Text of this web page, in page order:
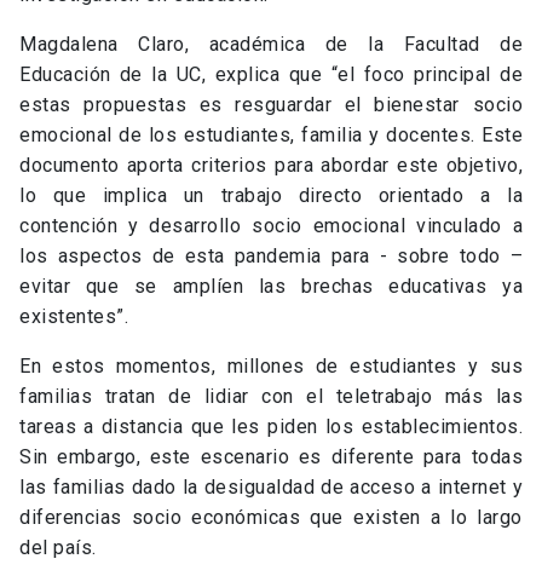
Magdalena Claro, académica de la Facultad de
Educación de la UC, explica que “el foco principal de
estas propuestas es resguardar el bienestar socio
emocional de los estudiantes, familia y docentes. Este
documento aporta criterios para abordar este objetivo,
lo que implica un trabajo directo orientado a la
contención y desarrollo socio emocional vinculado a
los aspectos de esta pandemia para - sobre todo –
evitar que se amplíen las brechas educativas ya
existentes”.
En estos momentos, millones de estudiantes y sus
familias tratan de lidiar con el teletrabajo más las
tareas a distancia que les piden los establecimientos.
Sin embargo, este escenario es diferente para todas
las familias dado la desigualdad de acceso a internet y
diferencias socio económicas que existen a lo largo
del país.